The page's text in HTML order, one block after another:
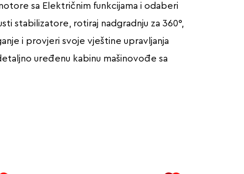
sa Električnim funkcijama i odaberi
stabilizatore, rotiraj nadgradnju za 360°,
i provjeri svoje vještine upravljanja
uređenu kabinu mašinovođe sa